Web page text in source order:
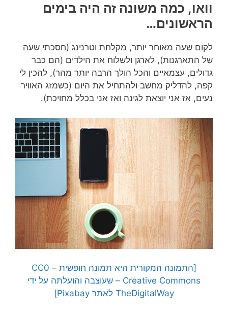
וואו, כמה משונה זה היה בימים
הראשונים…
לקום שעה מאוחר יותר, מקלחת וטרנינג (חסכתי שעה
של התארגנות), לארגן ולשלוח את הילדים (הם כבר
גדולים, עצמאיים והכל הולך הרבה יותר מהר), להכין לי
קפה, להדליק מחשב ולהתחיל את היום (כשמזג האוויר
נעים, אז אני יוצאת לגינה ואז אני בכלל מחויכת).
[התמונה המקורית היא תמונה חופשית – CC0
Creative Commons – שעוצבה והועלתה על ידי
TheDigitalWay לאתר Pixabay]